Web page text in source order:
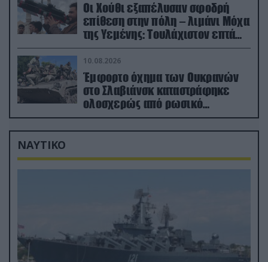
Οι Χούθι εξαπέλυσαν σφοδρή
επίθεση στην πόλη – λιμάνι Μόχα
της Υεμένης: Toυλάχιστον επτά
νεκροί (βίντεο)
10.08.2026
Έμφορτο όχημα των Ουκρανών
στο Σλαβιάνσκ καταστράφηκε
ολοσχερώς από ρωσικό
μαχητικό μέσα στην πόλη!
(βίντεο)
ΝΑΥΤΙΚΟ